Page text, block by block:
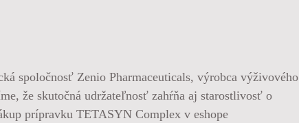
spoločnosť Zenio Pharmaceuticals, výrobca výživového
že skutočná udržateľnosť zahŕňa aj starostlivosť o
prípravku TETASYN Complex v eshope